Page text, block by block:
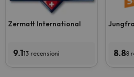
Zermatt International
9.113 recensioni 8.88